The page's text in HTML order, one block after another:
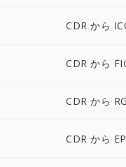
CDR から
CDR から
CDR から
CDR から